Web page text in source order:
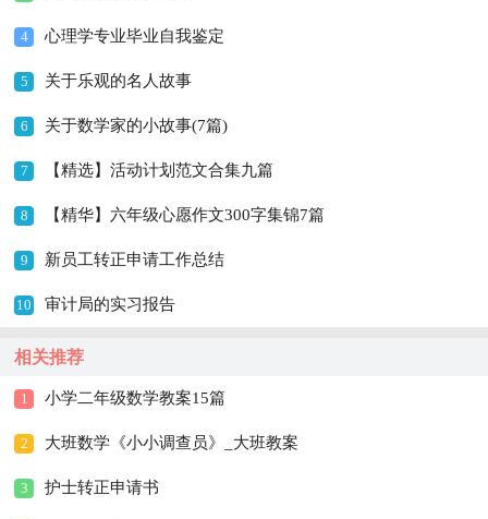
4 心理学专业毕业自我鉴定
5 关于乐观的名人故事
6 关于数学家的小故事(7篇)
7 【精选】活动计划范文合集九篇
8 【精华】六年级心愿作文300字集锦7篇
9 新员工转正申请工作总结
10 审计局的实习报告
相关推荐
1 小学二年级数学教案15篇
2 大班数学《小小调查员》_大班教案
3 护士转正申请书